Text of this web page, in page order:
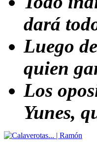
dará
Luego
quien
Los
Yunes,